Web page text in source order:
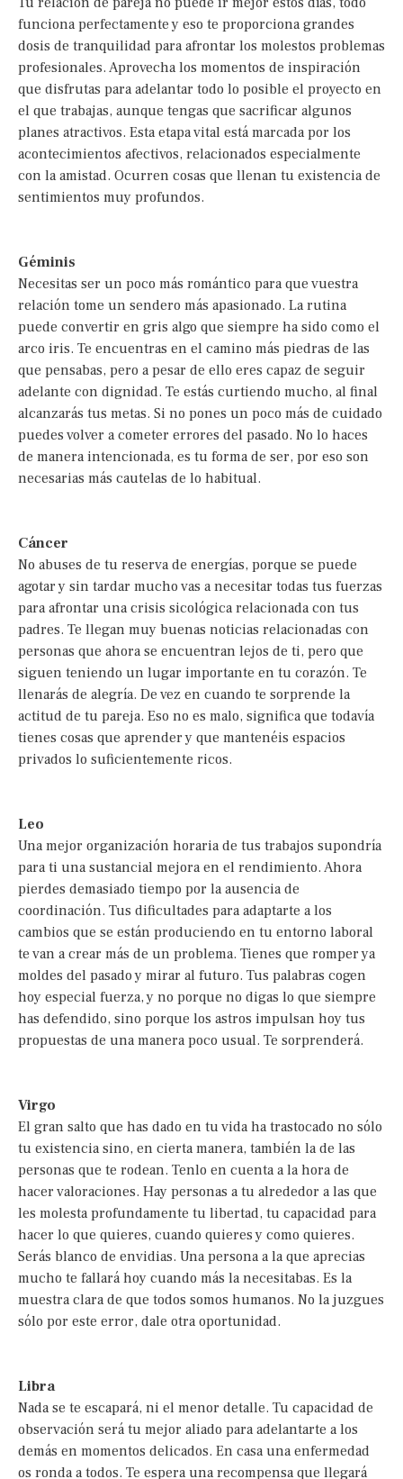
funciona perfectamente y eso te proporciona grandes
dosis de tranquilidad para afrontar los molestos problemas
profesionales. Aprovecha los momentos de inspiración
que disfrutas para adelantar todo lo posible el proyecto en
el que trabajas, aunque tengas que sacrificar algunos
planes atractivos. Esta etapa vital está marcada por los
acontecimientos afectivos, relacionados especialmente
con la amistad. Ocurren cosas que llenan tu existencia de
sentimientos muy profundos.
Géminis
Necesitas ser un poco más romántico para que vuestra
relación tome un sendero más apasionado. La rutina
puede convertir en gris algo que siempre ha sido como el
arco iris. Te encuentras en el camino más piedras de las
que pensabas, pero a pesar de ello eres capaz de seguir
adelante con dignidad. Te estás curtiendo mucho, al final
alcanzarás tus metas. Si no pones un poco más de cuidado
puedes volver a cometer errores del pasado. No lo haces
de manera intencionada, es tu forma de ser, por eso son
necesarias más cautelas de lo habitual.
Cáncer
No abuses de tu reserva de energías, porque se puede
agotar y sin tardar mucho vas a necesitar todas tus fuerzas
para afrontar una crisis sicológica relacionada con tus
padres. Te llegan muy buenas noticias relacionadas con
personas que ahora se encuentran lejos de ti, pero que
siguen teniendo un lugar importante en tu corazón. Te
llenarás de alegría. De vez en cuando te sorprende la
actitud de tu pareja. Eso no es malo, significa que todavía
tienes cosas que aprender y que mantenéis espacios
privados lo suficientemente ricos.
Leo
Una mejor organización horaria de tus trabajos supondría
para ti una sustancial mejora en el rendimiento. Ahora
pierdes demasiado tiempo por la ausencia de
coordinación. Tus dificultades para adaptarte a los
cambios que se están produciendo en tu entorno laboral
te van a crear más de un problema. Tienes que romper ya
moldes del pasado y mirar al futuro. Tus palabras cogen
hoy especial fuerza, y no porque no digas lo que siempre
has defendido, sino porque los astros impulsan hoy tus
propuestas de una manera poco usual. Te sorprenderá.
Virgo
El gran salto que has dado en tu vida ha trastocado no sólo
tu existencia sino, en cierta manera, también la de las
personas que te rodean. Tenlo en cuenta a la hora de
hacer valoraciones. Hay personas a tu alrededor a las que
les molesta profundamente tu libertad, tu capacidad para
hacer lo que quieres, cuando quieres y como quieres.
Serás blanco de envidias. Una persona a la que aprecias
mucho te fallará hoy cuando más la necesitabas. Es la
muestra clara de que todos somos humanos. No la juzgues
sólo por este error, dale otra oportunidad.
Libra
Nada se te escapará, ni el menor detalle. Tu capacidad de
observación será tu mejor aliado para adelantarte a los
demás en momentos delicados. En casa una enfermedad
os ronda a todos. Te espera una recompensa que llegará